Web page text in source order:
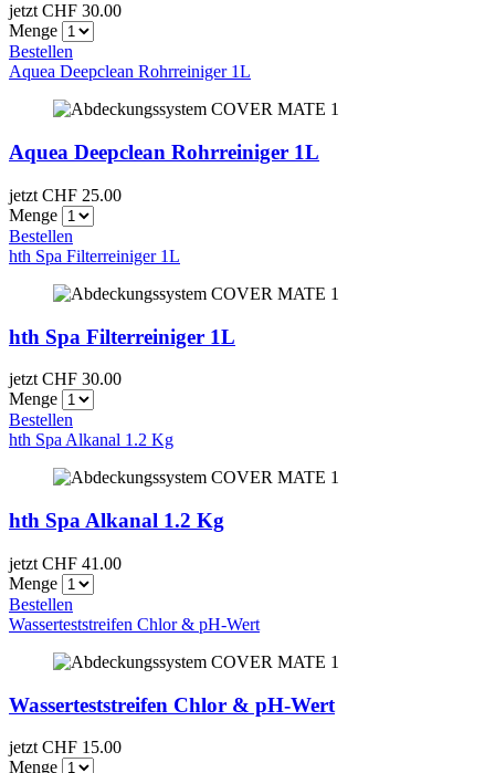
jetzt CHF 30.00
Menge
Bestellen
Aquea Deepclean Rohrreiniger 1L
Aquea Deepclean Rohrreiniger 1L
jetzt CHF 25.00
Menge
Bestellen
hth Spa Filterreiniger 1L
hth Spa Filterreiniger 1L
jetzt CHF 30.00
Menge
Bestellen
hth Spa Alkanal 1.2 Kg
hth Spa Alkanal 1.2 Kg
jetzt CHF 41.00
Menge
Bestellen
Wasserteststreifen Chlor & pH-Wert
Wasserteststreifen Chlor & pH-Wert
jetzt CHF 15.00
Menge